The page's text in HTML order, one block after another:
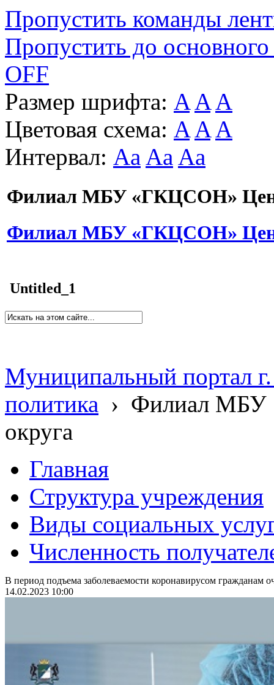
Пропустить команды
Пропустить до основного
OFF
Размер шрифта: A A A
Цветовая схема: A A A
Интервал: Aa Aa Aa
Филиал МБУ «ГКЦСОН»
Филиал МБУ «ГКЦСОН»
Untitled_1
Муниципальный портал
политика › Филиал МБУ
округа
Главная
Структура учреждения
Виды социальных
Численность
В период подъема заболеваемости коронавирусом гражданам
14.02.2023 10:00